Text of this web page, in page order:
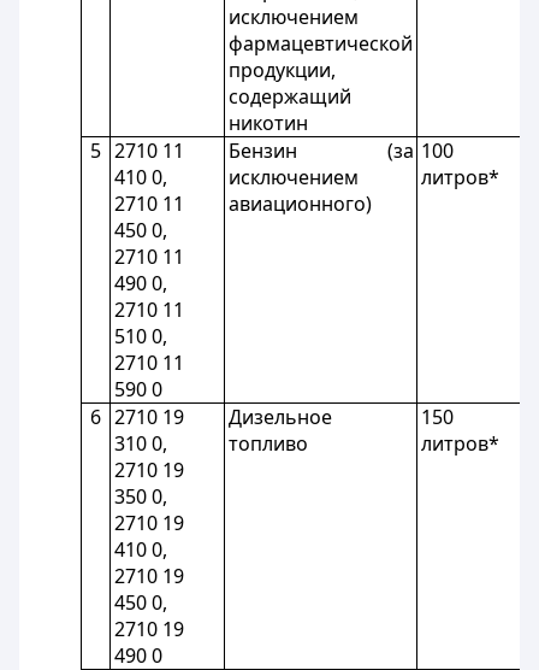
исключением
фармацевтической
продукции,
содержащий
никотин
5 2710 11
410 0,
2710 11
450 0,
2710 11
490 0,
2710 11
510 0,
2710 11
590 0
Бензин (за
исключением
авиационного)
100
литров*
6 2710 19
310 0,
2710 19
350 0,
2710 19
410 0,
2710 19
450 0,
2710 19
490 0
Дизельное
топливо
150
литров*